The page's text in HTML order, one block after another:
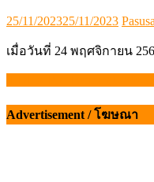
Posted
25/11/202325/11/2023
เมื่อวันที่ 24 พฤศจิกายน
แนะแนว
เรื่อง
Advertisement / โฆษณา